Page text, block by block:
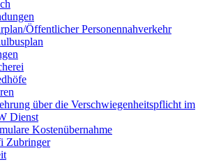
Öffentlicher Personennahverkehr
über die Verschwiegenheitspflicht im
Dienst
Kostenübernahme
Zubringer